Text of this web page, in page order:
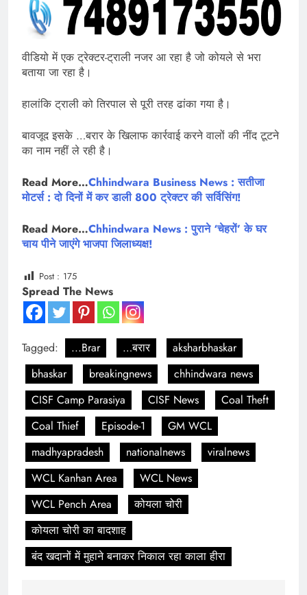
वीडियो में एक ट्रेक्टर-ट्राली नजर आ रहा है जो कोयले से भरा
बताया जा रहा है।
हालांकि ट्राली को तिरपाल से पूरी तरह ढांका गया है।
बावजूद इसके …बरार के खिलाफ कार्रवाई करने वालों की नींद टूटने
का नाम नहीं ले रही है।
Read More…Chhindwara Business News : सतीजा
मोटर्स : दो दिनों में कर डाली 800 ट्रेक्टर की सर्विसिंग!
Read More…Chhindwara News : पुराने ‘चेहरों’ के घर
चाय पीने जाएंगे भाजपा जिलाध्यक्ष!
Post : 175
Spread The News
Tagged: ...Brar …बरार
aksharbhaskar
bhaskar
breakingnews
chhindwara news
CISF Camp Parasiya
CISF News
Coal Theft
Coal Thief
Episode-1
GM WCL
madhyapradesh
nationalnews
viralnews
WCL Kanhan Area
WCL News
WCL Pench Area
कोयला चोरी
कोयला चोरी का बादशाह
बंद खदानों में मुहाने बनाकर निकाल रहा काला हीरा